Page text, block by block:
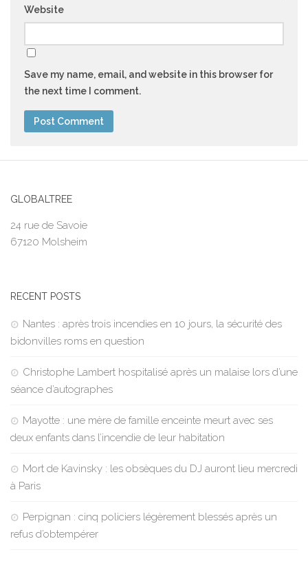
Website
Save my name, email, and website in this browser for
the next time I comment.
GLOBALTREE
24 rue de Savoie
67120 Molsheim
RECENT POSTS
Nantes : après trois incendies en 10 jours, la sécurité des
bidonvilles roms en question
Christophe Lambert hospitalisé après un malaise lors d’une
séance d’autographes
Mayotte : une mère de famille enceinte meurt avec ses
deux enfants dans l’incendie de leur habitation
Mort de Kavinsky : les obsèques du DJ auront lieu mercredi
à Paris
Perpignan : cinq policiers légèrement blessés après un
refus d’obtempérer